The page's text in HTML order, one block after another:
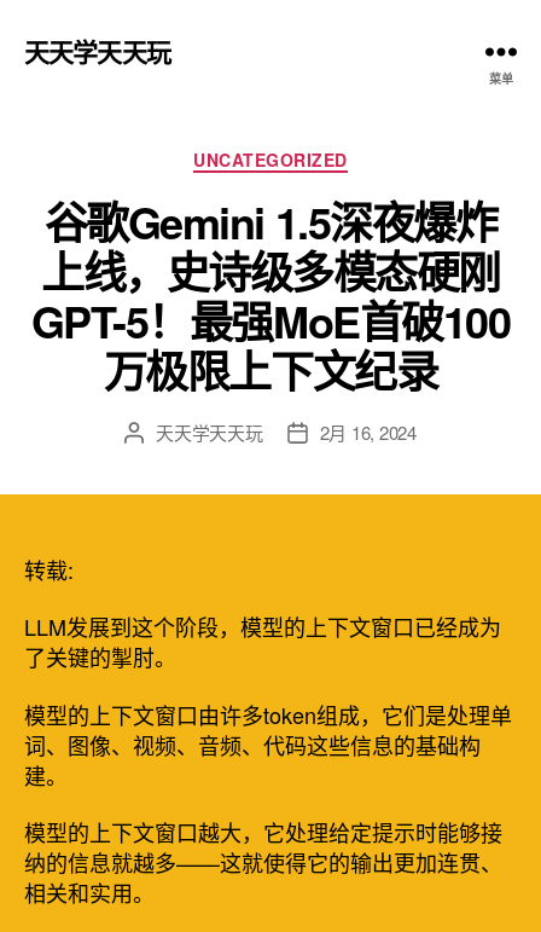
天天学天天玩
菜单
分
类
UNCATEGORIZED
谷歌Gemini 1.5深夜爆炸
上线，史诗级多模态硬刚
GPT-5！最强MoE首破100
万极限上下文纪录
文 天天学天天玩
发 2月 16, 2024
转载:
LLM发展到这个阶段，模型的上下文窗口已经成为
了关键的掣肘。
模型的上下文窗口由许多token组成，它们是处理单
词、图像、视频、音频、代码这些信息的基础构
建。
模型的上下文窗口越大，它处理给定提示时能够接
纳的信息就越多——这就使得它的输出更加连贯、
相关和实用。